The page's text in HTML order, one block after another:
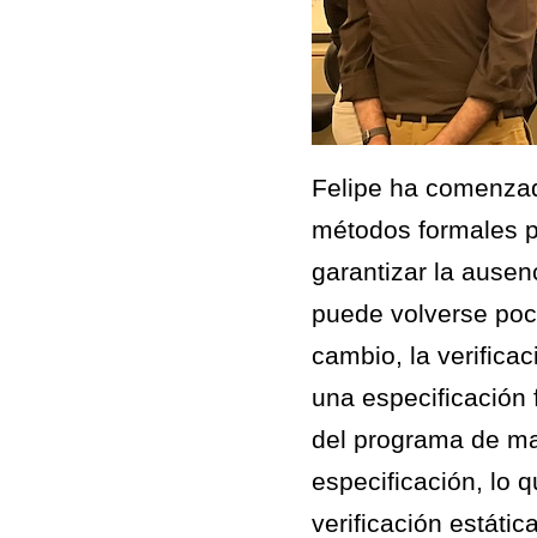
Felipe ha
métodos formales
garantizar la
puede volverse
cambio, la
una especificación
del programa de
especificación, lo
verificación